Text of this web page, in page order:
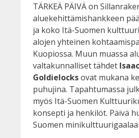
TÄRKEÄ PÄIVÄ on
aluekehittämishankkeen
ja koko Itä-Suomen
alojen yhteinen
Kuopiossa. Muun muassa
valtakunnalliset tähdet
Goldielocksovat mukana
puhujina. Tapahtumassa
myös Itä-Suomen
konsepti ja henkilöt. Päivä
Suomen